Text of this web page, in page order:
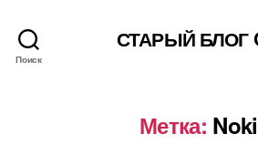
Поиск
СТАРЫЙ БЛОГ
Метка: